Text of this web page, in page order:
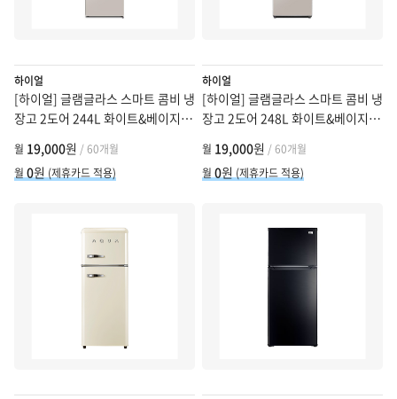
하이얼
[하이얼] 글램글라스 스마트 콤비 냉
장고 2도어 244L 화이트&베이지
월 19,000원 / 60개월
월 0원 (제휴카드 적용)
하이얼
[하이얼] 글램글라스 스마트 콤비 냉
장고 2도어 248L 화이트&베이지
월 19,000원 / 60개월
월 0원 (제휴카드 적용)